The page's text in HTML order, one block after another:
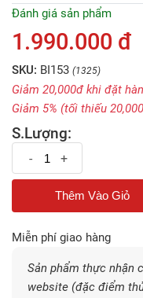
Đánh giá sản phẩm
1.990.000 đ
SKU: BI153 (1325)
Giảm 20,000đ khi đặt
Giảm 5% (tối thiếu
S.Lượng:
- +
Miễn phí giao hàng
Sản phẩm thực nhận
website (đặc điểm